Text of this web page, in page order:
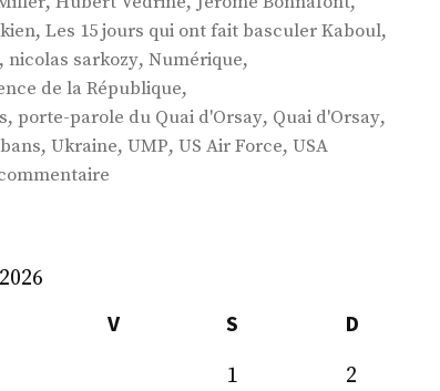
, Les 15 jours qui ont fait basculer Kaboul,
, nicolas sarkozy, Numérique,
de la République,
, porte-parole du Quai d'Orsay, Quai d'Orsay,
, Ukraine, UMP, US Air Force, USA
sur
Martinon
V S
D
1
2